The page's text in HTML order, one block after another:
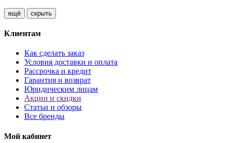
ещё скрыть
Клиентам
Как сделать заказ
Условия доставки и оплата
Рассрочка и кредит
Гарантия и возврат
Юридическим лицам
Акции и скидки
Статьи и обзоры
Все бренды
Мой кабинет